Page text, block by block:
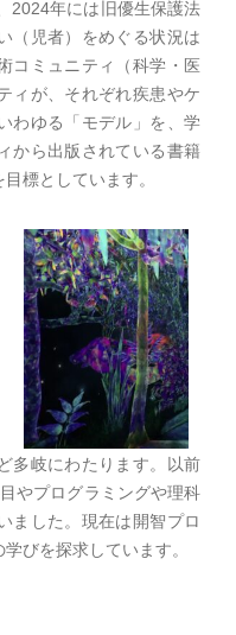
2024年には旧優生保護法
（児者）をめぐる状況は
コミュニティ（科学・医
ィが、それぞれ疾患やケ
わゆる「モデル」を、学
から出版されている書籍
標としています。
多岐にわたります。以前
やプログラミングや理科
ました。現在は開智プロ
びを探求しています。